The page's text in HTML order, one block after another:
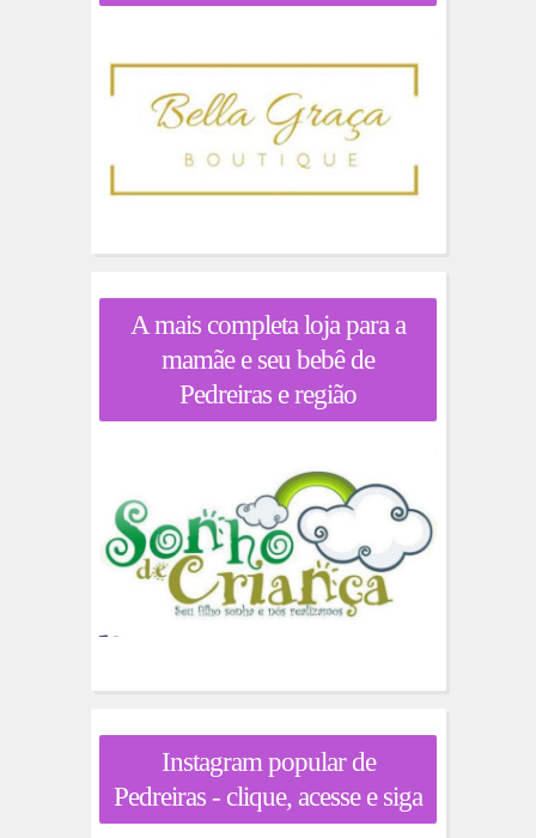
A mais completa loja para a
mamãe e seu bebê de
Pedreiras e região
Instagram popular de
Pedreiras - clique, acesse e siga